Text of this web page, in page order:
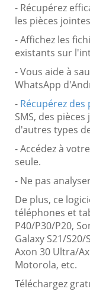
- Récupérez
les pièces
- Affichez les
existants sur
- Vous aide à
WhatsApp
- Récupérez des
SMS, des
d'autres types
- Accédez à
seule.
- Ne pas
De plus, ce
téléphones et
P40/P30/P20,
Galaxy S21/S20/
Axon 30 Ultra/
Motorola, etc.
Téléchargez